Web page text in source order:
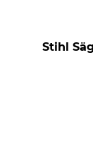
Stihl